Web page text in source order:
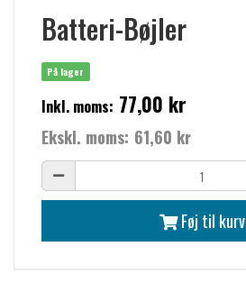
Batteri-Bøjler
På lager
Inkl. moms: 77,00 kr
Ekskl. moms: 61,60 kr
Føj til kurv